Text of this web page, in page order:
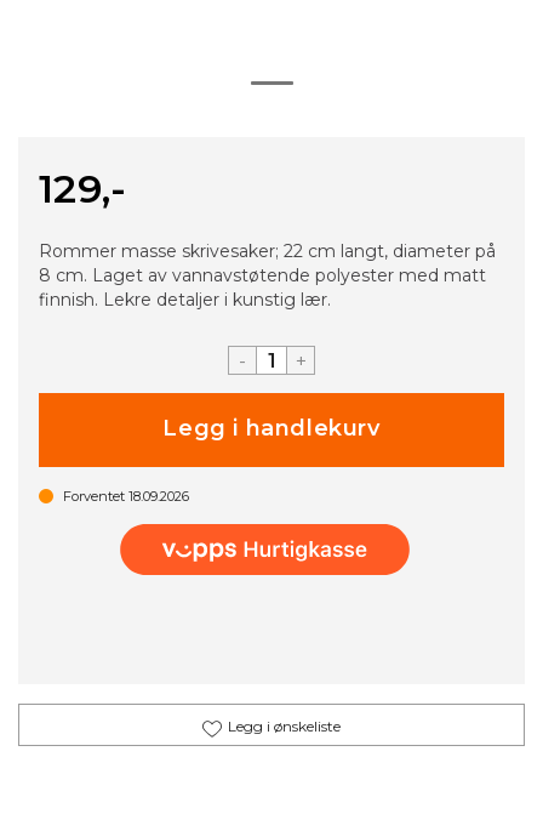
129,-
Rommer masse skrivesaker; 22 cm langt, diameter på
8 cm. Laget av vannavstøtende polyester med matt
finnish. Lekre detaljer i kunstig lær.
- +
Forventet 18.09.2026
Legg i ønskeliste